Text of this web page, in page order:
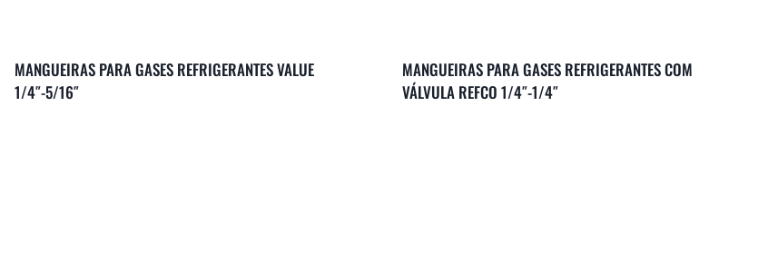
MANGUEIRAS PARA GASES REFRIGERANTES VALUE
1/4″-5/16″
MANGUEIRAS PARA GASES REFRIGERANTES COM
VÁLVULA REFCO 1/4″-1/4″